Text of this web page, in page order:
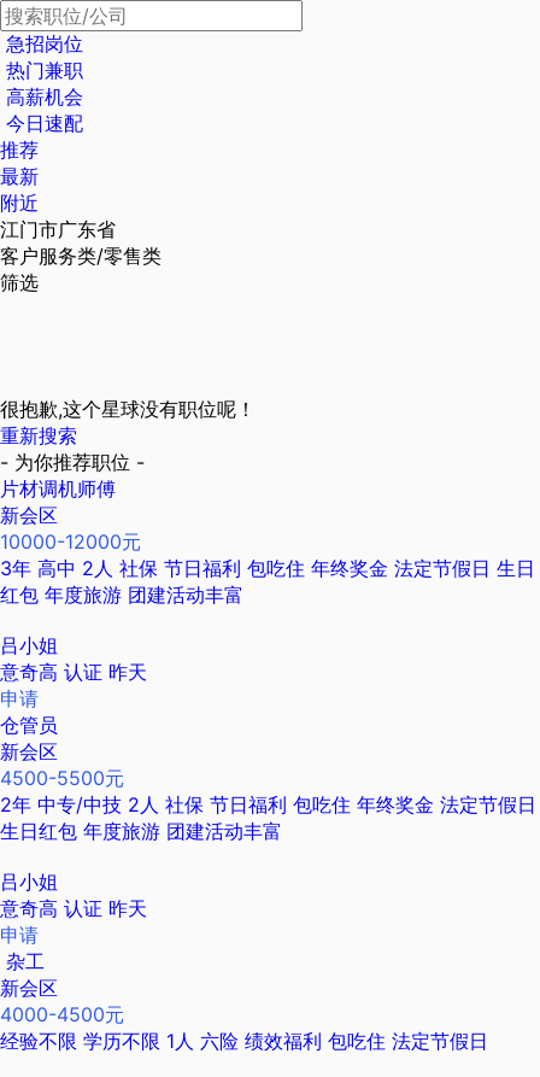
急招岗位
热门兼职
高薪机会
今日速配
推荐
最新
附近
江门市广东省
客户服务类/零售类
筛选
很抱歉,这个星球没有职位呢！
重新搜索
- 为你推荐职位 -
片材调机师傅
新会区
10000-12000元
3年 高中 2人 社保 节日福利 包吃住 年终奖金 法定节假日 生日
红包 年度旅游 团建活动丰富
吕小姐
意奇高 认证 昨天
申请
仓管员
新会区
4500-5500元
2年 中专/中技 2人 社保 节日福利 包吃住 年终奖金 法定节假日
生日红包 年度旅游 团建活动丰富
吕小姐
意奇高 认证 昨天
申请
杂工
新会区
4000-4500元
经验不限 学历不限 1人 六险 绩效福利 包吃住 法定节假日